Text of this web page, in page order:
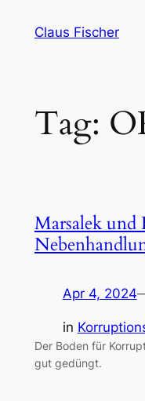
Claus Fischer
Tag:
Marsalek und
Apr 4, 2024
in
Der Boden für
gut gedüngt.